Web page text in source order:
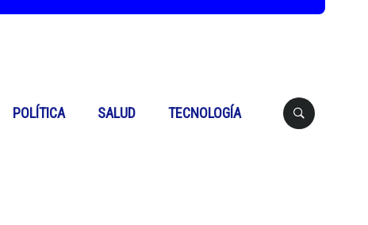
Buscar
POLÍTICA SALUD TECNOLOGÍA